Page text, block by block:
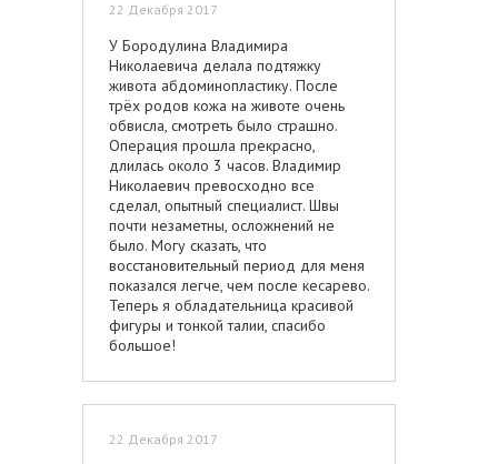
22 Декабря 2017
У Бородулина Владимира
Николаевича делала подтяжку
живота абдоминопластику. После
трёх родов кожа на животе очень
обвисла, смотреть было страшно.
Операция прошла прекрасно,
длилась около 3 часов. Владимир
Николаевич превосходно все
сделал, опытный специалист. Швы
почти незаметны, осложнений не
было. Могу сказать, что
восстановительный период для меня
показался легче, чем после кесарево.
Теперь я обладательница красивой
фигуры и тонкой талии, спасибо
большое!
22 Декабря 2017